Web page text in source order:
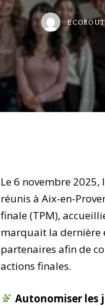
Le 6 novembre 2025,
réunis à Aix-en-
finale (TPM),
marquait la dernière
partenaires afin de
actions finales.
Autonomiser les